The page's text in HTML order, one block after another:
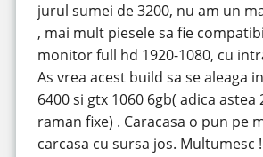
jurul sumei de 3200, nu am un
, mai mult piesele sa fie
monitor full hd 1920-1080, cu
As vrea acest build sa se aleaga
6400 si gtx 1060 6gb( adica astea
raman fixe) . Caracasa o pun pe
carcasa cu sursa jos. Multumesc !